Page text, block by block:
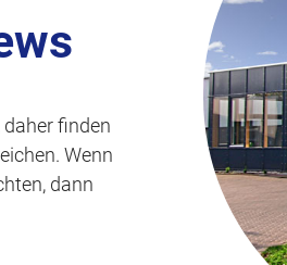
p
n
g
finden
Wenn
dann